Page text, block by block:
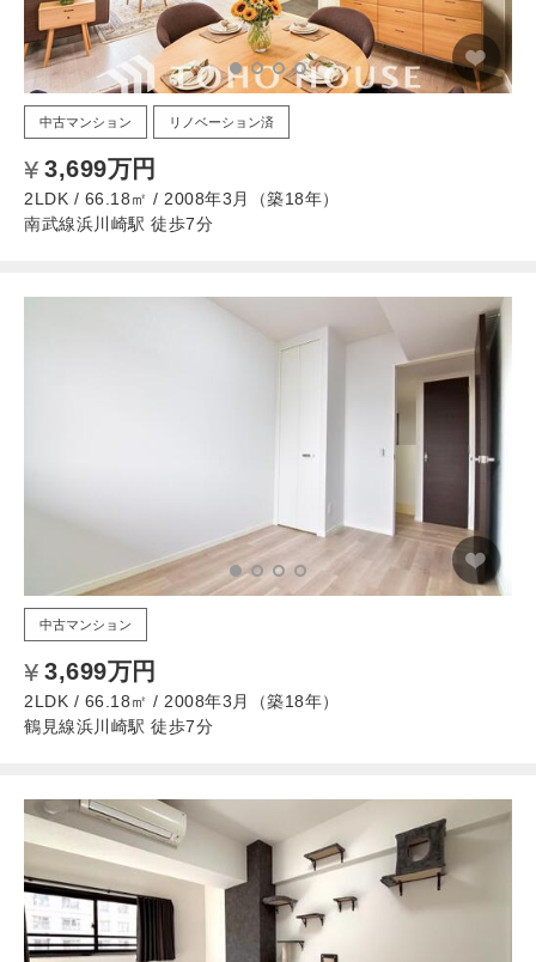
中古マンション リノベーション済
3,699万円
2LDK / 66.18㎡ / 2008年3月（築18年）
南武線浜川崎駅 徒歩7分
中古マンション
3,699万円
2LDK / 66.18㎡ / 2008年3月（築18年）
鶴見線浜川崎駅 徒歩7分